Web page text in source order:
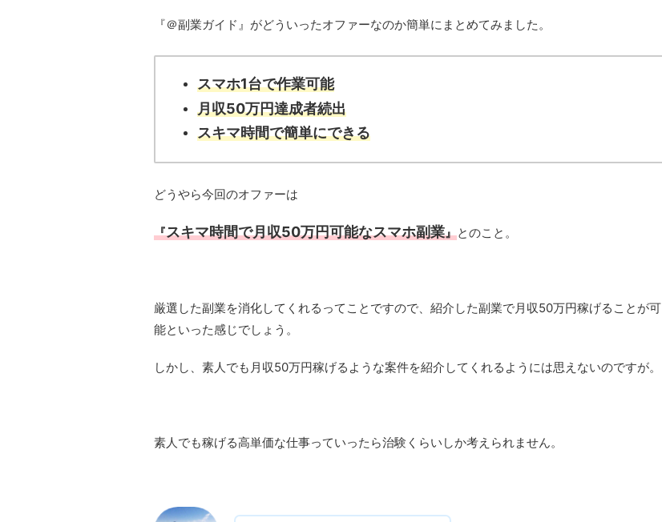
『＠副業ガイド』がどういったオファーなのか簡単にまとめてみました。
スマホ1台で作業可能
月収50万円達成者続出
スキマ時間で簡単にできる
どうやら今回のオファーは
『スキマ時間で月収50万円可能なスマホ副業』とのこと。
厳選した副業を消化してくれるってことですので、紹介した副業で月収50万円稼げることが可
能といった感じでしょう。
しかし、素人でも月収50万円稼げるような案件を紹介してくれるようには思えないのですが。
素人でも稼げる高単価な仕事っていったら治験くらいしか考えられません。